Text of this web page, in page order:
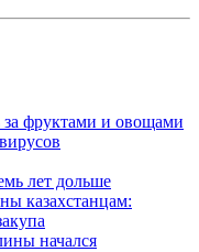
за фруктами и овощами
лет дольше
казахстанцам:
начался